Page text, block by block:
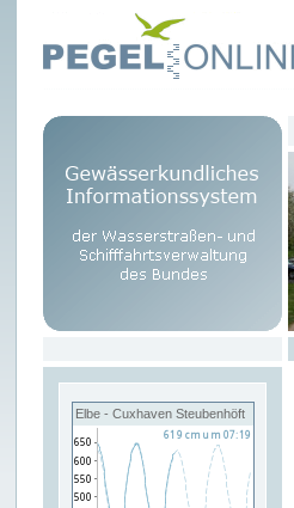
Elbe - Cuxhaven Steubenhöft